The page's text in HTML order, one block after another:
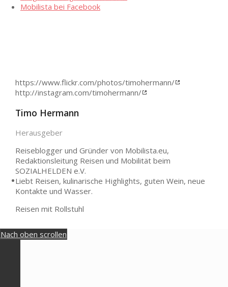
Mobilista bei Facebook
https://www.flickr.com/photos/timohermann/
http://instagram.com/timohermann/
Timo Hermann
Herausgeber
Reiseblogger und Gründer von Mobilista.eu,
Redaktionsleitung Reisen und Mobilität beim
SOZIALHELDEN e.V.
Liebt Reisen, kulinarische Highlights, guten Wein, neue
Kontakte und Wasser.
Reisen mit Rollstuhl
Nach oben scrollen